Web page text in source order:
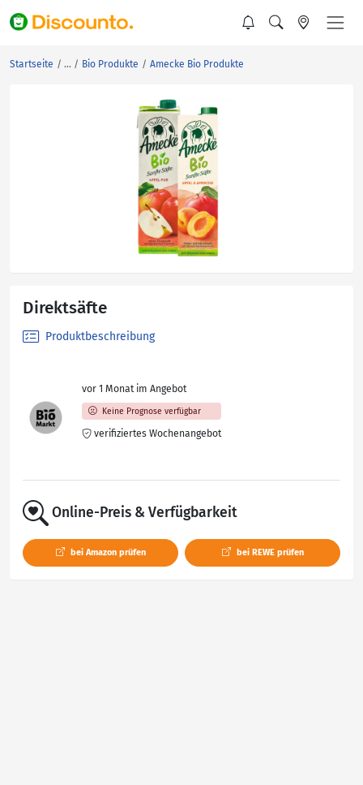
Startseite Bio Produkte Amecke Bio Produkte
Direktsäfte
Produktbeschreibung
vor 1 Monat im Angebot
Keine Prognose verfügbar
verifiziertes Wochenangebot
Online-Preis & Verfügbarkeit
bei Amazon prüfen bei REWE prüfen